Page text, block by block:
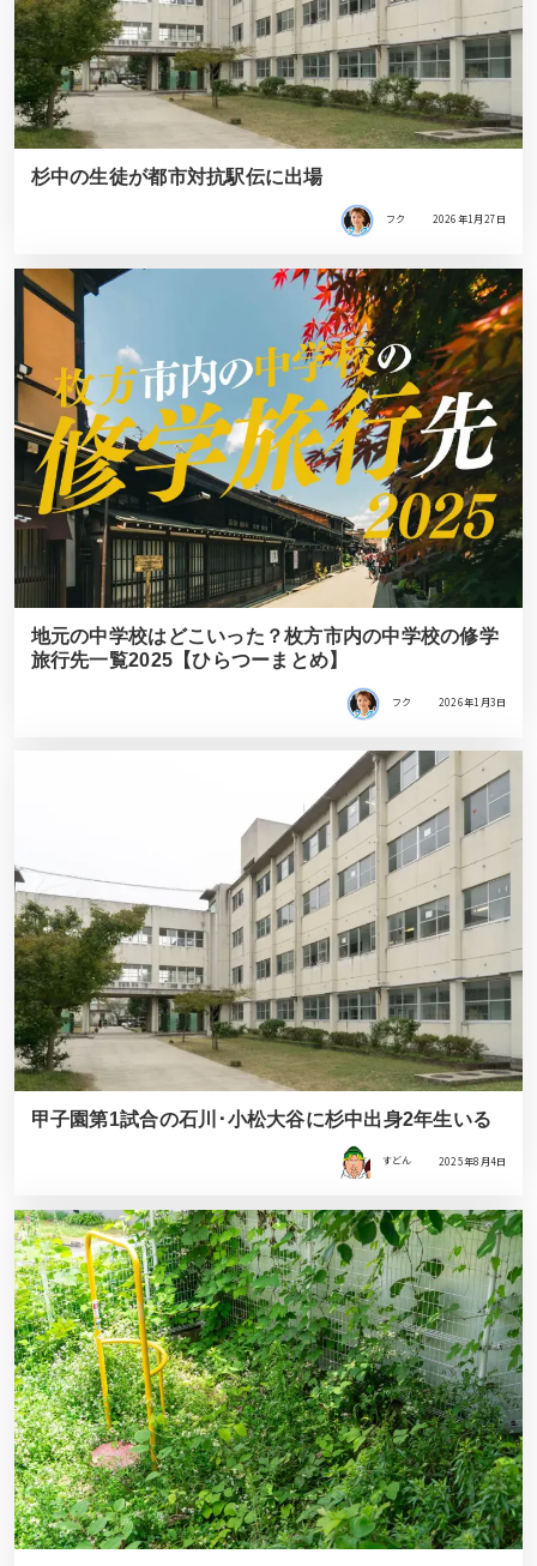
杉中の生徒が都市対抗駅伝に出場
フク 2026年1月27日
地元の中学校はどこいった？枚方市内の中学校の修学
旅行先一覧2025【ひらつーまとめ】
フク 2026年1月3日
甲子園第1試合の石川･小松大谷に杉中出身2年生いる
すどん 2025年8月4日